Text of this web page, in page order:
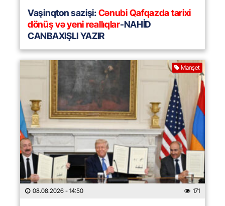
Vaşinqton sazişi:Cənubi Qafqazda tarixi
dönüş və yeni reallıqlar-NAHİD
CANBAXIŞLI YAZIR
Manşet
08.08.2026 - 14:50 171